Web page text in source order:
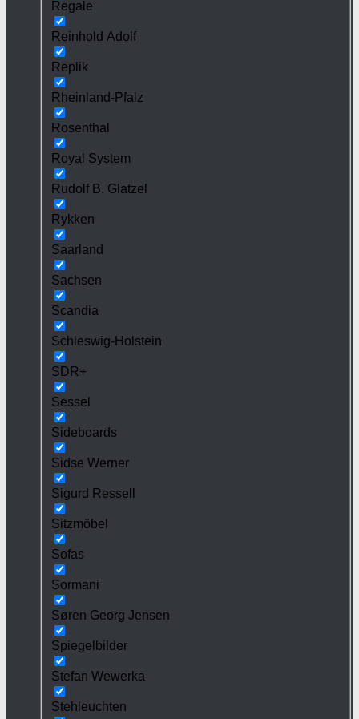
Regale
Reinhold Adolf
Replik
Rheinland-Pfalz
Rosenthal
Royal System
Rudolf B. Glatzel
Rykken
Saarland
Sachsen
Scandia
Schleswig-Holstein
SDR+
Sessel
Sideboards
Sidse Werner
Sigurd Ressell
Sitzmöbel
Sofas
Sormani
Søren Georg Jensen
Spiegelbilder
Stefan Wewerka
Stehleuchten